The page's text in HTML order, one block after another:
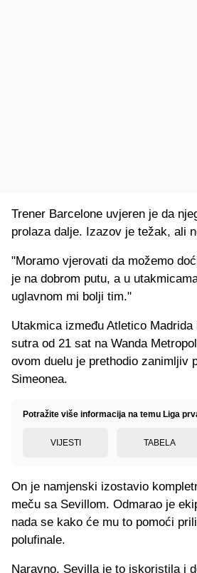
Trener Barcelone uvjeren je da
prolaza dalje. Izazov je težak, ali
"Moramo vjerovati da možemo
je na dobrom putu, a u
uglavnom mi bolji tim."
Utakmica između Atletico
sutra od 21 sat na Wanda
ovom duelu je prethodio zanimljiv
Simeonea.
Potražite više informacija na temu Liga
VIJESTI TABELA
On je namjenski izostavio
meču sa Sevillom. Odmarao je
nada se kako će mu to pomoći
polufinale.
Naravno, Sevilla je to iskoristila i